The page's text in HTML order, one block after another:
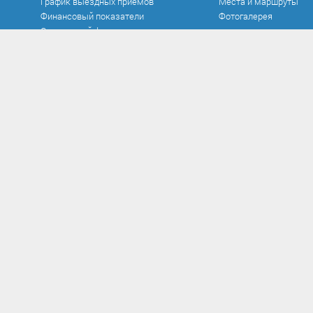
Финансовый показатели
Социальный фонд
Фотогалерея